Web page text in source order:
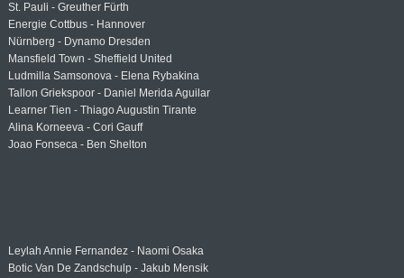
St. Pauli - Greuther Fürth
Energie Cottbus - Hannover
Nürnberg - Dynamo Dresden
Mansfield Town - Sheffield United
Ludmilla Samsonova - Elena Rybakina
Tallon Griekspoor - Daniel Merida Aguilar
Learner Tien - Thiago Augustin Tirante
Alina Korneeva - Cori Gauff
Joao Fonseca - Ben Shelton
Leylah Annie Fernandez - Naomi Osaka
Botic Van De Zandschulp - Jakub Mensik